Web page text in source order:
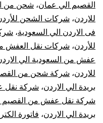
القصيم الي عمان، شحن من
للاردن، شركات الشحن
فى الاردن الي السعودية،
للأردن، شركات نقل العفش
عفش من السعودية الي
للاردن، شركة شحن من
بريدة الي الاردن، شركة نقل
شركة نقل عفش من القصيم
بريدة الي الاردن، فاتورة